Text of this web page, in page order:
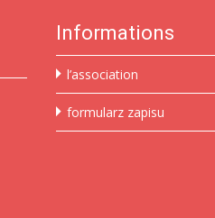
Informations
l’association
formularz zapisu